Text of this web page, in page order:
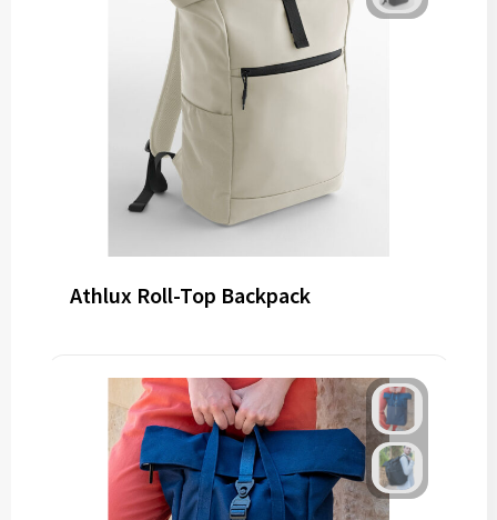
Athlux Roll-Top Backpack